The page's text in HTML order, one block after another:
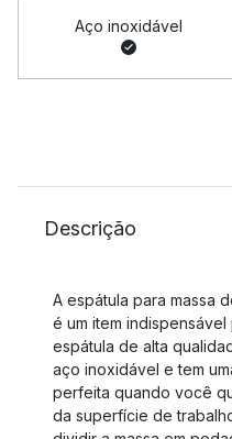
Aço inoxidável
Descrição
A espátula para massa
é um item
espátula de alta
aço inoxidável e tem
perfeita quando você
da superfície de